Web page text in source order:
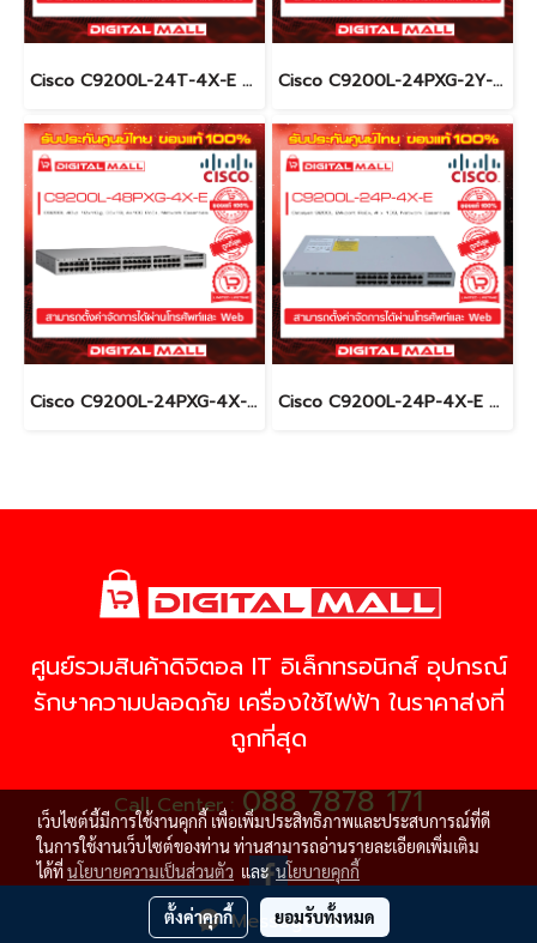
Message Us
Cisco C9200L-24T-4X-E อุปกรณ์ขยายสัญญาณ (Gigabit Switch Hub) Cisco C9200L-24PXG-2Y-E อุปกรณ์ขยายสัญญาณ (Gigabit Switch Hub)
Cisco C9200L-24PXG-4X-E อุปกรณ์ขยายสัญญาณ (Gigabit Switch Hub) Cisco C9200L-24P-4X-E อุปกรณ์ขยายสัญญาณ (Gigabit Switch Hub)
ศูนย์รวมสินค้าดิจิตอล IT อิเล็กทรอนิกส์ อุปกรณ์
รักษาความปลอดภัย เครื่องใช้ไฟฟ้า ในราคาส่งที่
ถูกที่สุด
Call Center : 088 7878 171
เว็บไซต์นี้มีการใช้งานคุกกี้ เพื่อเพิ่มประสิทธิภาพและประสบการณ์ที่ดี
ในการใช้งานเว็บไซต์ของท่าน ท่านสามารถอ่านรายละเอียดเพิ่มเติม
ได้ที่นโยบายความเป็นส่วนตัว และนโยบายคุกกี้
ตั้งค่าคุกกี้ ยอมรับทั้งหมด